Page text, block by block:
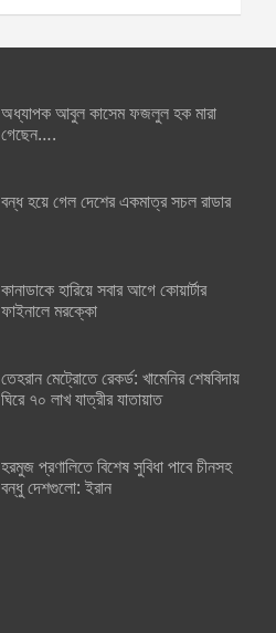
অধ্যাপক আবুল কাসেম ফজলুল হক মারা
গেছেন….
বন্ধ হয়ে গেল দেশের একমাত্র সচল রাডার
কানাডাকে হারিয়ে সবার আগে কোয়ার্টার
ফাইনালে মরক্কো
তেহরান মেট্রোতে রেকর্ড: খামেনির শেষবিদায়
ঘিরে ৭০ লাখ যাত্রীর যাতায়াত
হরমুজ প্রণালিতে বিশেষ সুবিধা পাবে চীনসহ
বন্ধু দেশগুলো: ইরান